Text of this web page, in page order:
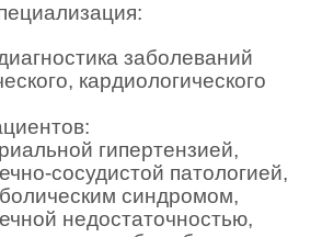
заболеваний
кардиологического
гипертензией,
сосудистой патологией,
синдромом,
недостаточностью,